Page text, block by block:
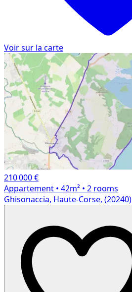
Voir sur la carte
210 000 €
Appartement • 42m² • 2 rooms
Ghisonaccia, Haute-Corse, (20240)